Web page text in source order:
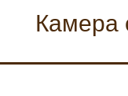
Камера